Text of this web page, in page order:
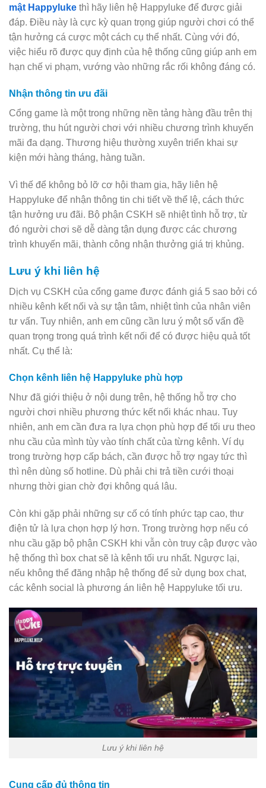
mật Happyluke thì hãy liên hệ Happyluke để được giải
đáp. Điều này là cực kỳ quan trọng giúp người chơi có thể
tận hưởng cá cược một cách cụ thể nhất. Cùng với đó,
việc hiểu rõ được quy định của hệ thống cũng giúp anh em
hạn chế vi phạm, vướng vào những rắc rối không đáng có.
Nhận thông tin ưu đãi
Cổng game là một trong những nền tảng hàng đầu trên thị
trường, thu hút người chơi với nhiều chương trình khuyến
mãi đa dạng. Thương hiệu thường xuyên triển khai sự
kiện mới hàng tháng, hàng tuần.
Vì thế để không bỏ lỡ cơ hội tham gia, hãy liên hệ
Happyluke để nhận thông tin chi tiết về thể lệ, cách thức
tận hưởng ưu đãi. Bộ phận CSKH sẽ nhiệt tình hỗ trợ, từ
đó người chơi sẽ dễ dàng tận dụng được các chương
trình khuyến mãi, thành công nhận thưởng giá trị khủng.
Lưu ý khi liên hệ
Dịch vụ CSKH của cổng game được đánh giá 5 sao bởi có
nhiều kênh kết nối và sự tận tâm, nhiệt tình của nhân viên
tư vấn. Tuy nhiên, anh em cũng cần lưu ý một số vấn đề
quan trọng trong quá trình kết nối để có được hiệu quả tốt
nhất. Cụ thể là:
Chọn kênh liên hệ Happyluke phù hợp
Như đã giới thiệu ở nội dung trên, hệ thống hỗ trợ cho
người chơi nhiều phương thức kết nối khác nhau. Tuy
nhiên, anh em cần đưa ra lựa chọn phù hợp để tối ưu theo
nhu cầu của mình tùy vào tính chất của từng kênh. Ví dụ
trong trường hợp cấp bách, cần được hỗ trợ ngay tức thì
thì nên dùng số hotline. Dù phải chi trả tiền cưới thoại
nhưng thời gian chờ đợi không quá lâu.
Còn khi gặp phải những sự cố có tính phức tạp cao, thư
điện tử là lựa chọn hợp lý hơn. Trong trường hợp nếu có
nhu cầu gặp bộ phận CSKH khi vẫn còn truy cập được vào
hệ thống thì box chat sẽ là kênh tối ưu nhất. Ngược lại,
nếu không thể đăng nhập hệ thống để sử dụng box chat,
các kênh social là phương án liên hệ Happyluke tối ưu.
Lưu ý khi liên hệ
Cung cấp đủ thông tin